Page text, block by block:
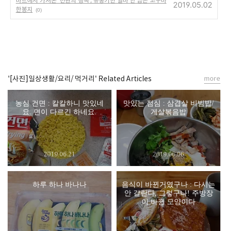
한봉지
(0)
2019.05.02
'[사진]일상생활/요리/ 먹거리' Related Articles
농심 건면 : 칼칼하니 맛있네
요. 면이 다르긴 하네요.
2019.06.21
맛있는 점심 : 삼겹살 비빔밥/
게살볶음밥
2019.06.06
하루 하나 바나나
음식이 바뀐거였구나 : 다시는
안 갈란다, 그렇구나! 주방장
이 바뀐 모양이다
more